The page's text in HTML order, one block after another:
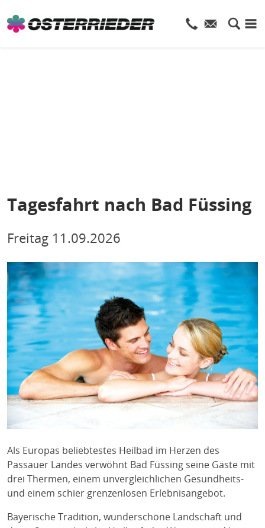
Tagesfahrt nach Bad Füssing
Freitag 11.09.2026
Als Europas beliebtestes Heilbad im Herzen des
Passauer Landes verwöhnt Bad Füssing seine Gäste mit
drei Thermen, einem unvergleichlichen Gesundheits-
und einem schier grenzenlosen Erlebnisangebot.
Bayerische Tradition, wunderschöne Landschaft und